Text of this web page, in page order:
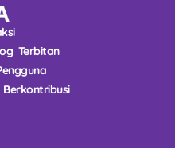
Terbitan
Berkontribusi